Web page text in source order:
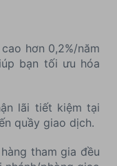
hơn 0,2%/năm
bạn tối ưu hóa
lãi tiết kiệm tại
quầy giao dịch.
tham gia đều